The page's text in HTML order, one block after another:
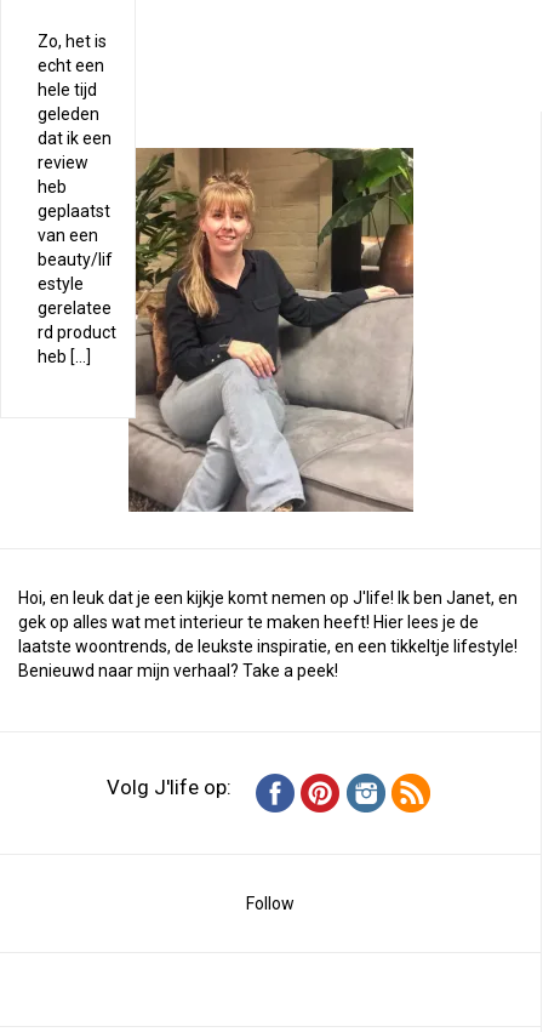
Zo, het is
echt een
hele tijd
geleden
dat ik een
review
heb
geplaatst
van een
beauty/lif
estyle
gerelatee
rd product
heb […]
Hoi, en leuk dat je een kijkje komt nemen op J'life! Ik ben Janet, en
gek op alles wat met interieur te maken heeft! Hier lees je de
laatste woontrends, de leukste inspiratie, en een tikkeltje lifestyle!
Benieuwd naar mijn verhaal? Take a peek!
Volg J'life op:
Follow